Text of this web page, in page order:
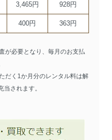
3,465円 928円
400円 363円
が必要となり、毎月のお支払
だく1か月分のレンタル料は解
されます。